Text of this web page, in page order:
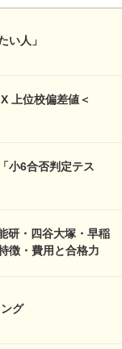
い人」
上位校偏差値＜
小6合否判定テス
研・四谷大塚・早稲
徴・費用と合格力
グ